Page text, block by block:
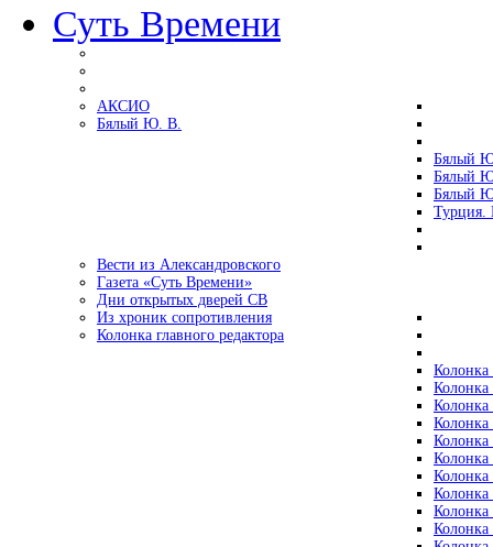
Суть Времени
АКСИО
Бялый Ю. В.
Бялый
Бялый
Бялый
Турция.
Вести из Александровского
Газета «Суть Времени»
Дни открытых дверей СВ
Из хроник сопротивления
Колонка главного редактора
Колонка
Колонка
Колонка
Колонка
Колонка
Колонка
Колонка
Колонка
Колонка
Колонка